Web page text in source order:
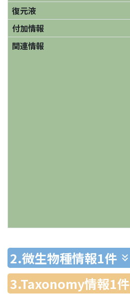
復元液
付加情報
関連情報
2.微生物種情報1件
3.Taxonomy情報1件